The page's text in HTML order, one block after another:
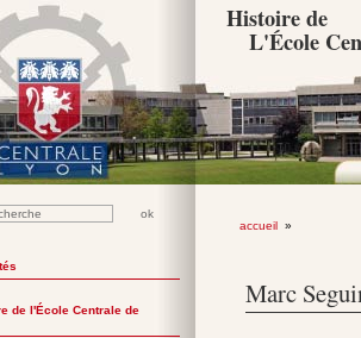
Histoire de
L'École
accueil»
Marc
de l'École Centrale de